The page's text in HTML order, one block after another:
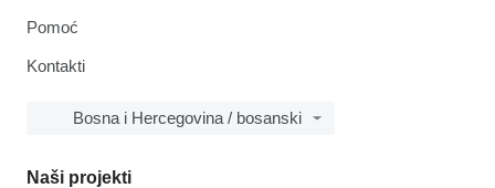
Pomoć
Kontakti
Bosna i Hercegovina / bosanski
Naši projekti